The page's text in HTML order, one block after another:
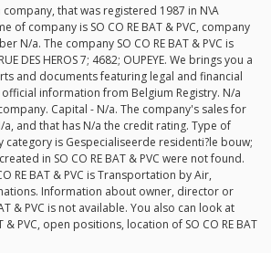
company, that was registered 1987 in N\A
of company is SO CO RE BAT & PVC, company
N/a. The company SO CO RE BAT & PVC is
DES HEROS 7; 4682; OUPEYE. We brings you a
and documents featuring legal and financial
information from Belgium Registry. N/a
Capital - N/a. The company's sales for
a, and that has N/a the credit rating. Type of
category is Gespecialiseerde residenti?le bouw;
in SO CO RE BAT & PVC were not found.
RE BAT & PVC is Transportation by Air,
Information about owner, director or
& PVC is not available. You also can look at
& PVC, open positions, location of SO CO RE BAT